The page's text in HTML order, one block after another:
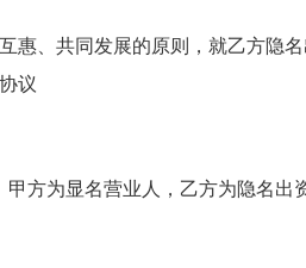
惠、共同发展的原则，就乙方隐
议
甲方为显名营业人，乙方为隐名出